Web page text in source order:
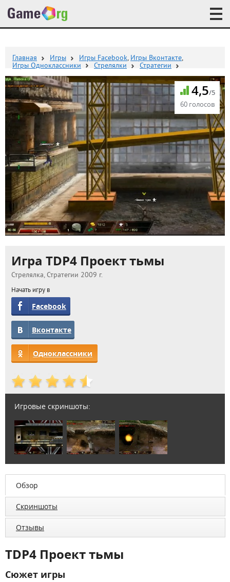
Главная Игры Игры Facebook, Игры Вконтакте,
Игры Одноклассники
Стрелялки Стратегии
4,5/5
60 голосов
Игра TDP4 Проект тьмы
Стрелялка, Стратегии 2009 г.
Начать игру в
Facebook
Вконтакте
Одноклассники
Игровые скриншоты:
Обзор
Скриншоты
Отзывы
TDP4 Проект тьмы
Сюжет игры